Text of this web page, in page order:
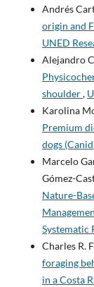
Andrés
origin and
UNED
Alejandro
shoulder,
Karolina
Premium
dogs
Marcelo
Gómez-
Nature-
Systematic
Charles R.
foraging
in a Costa